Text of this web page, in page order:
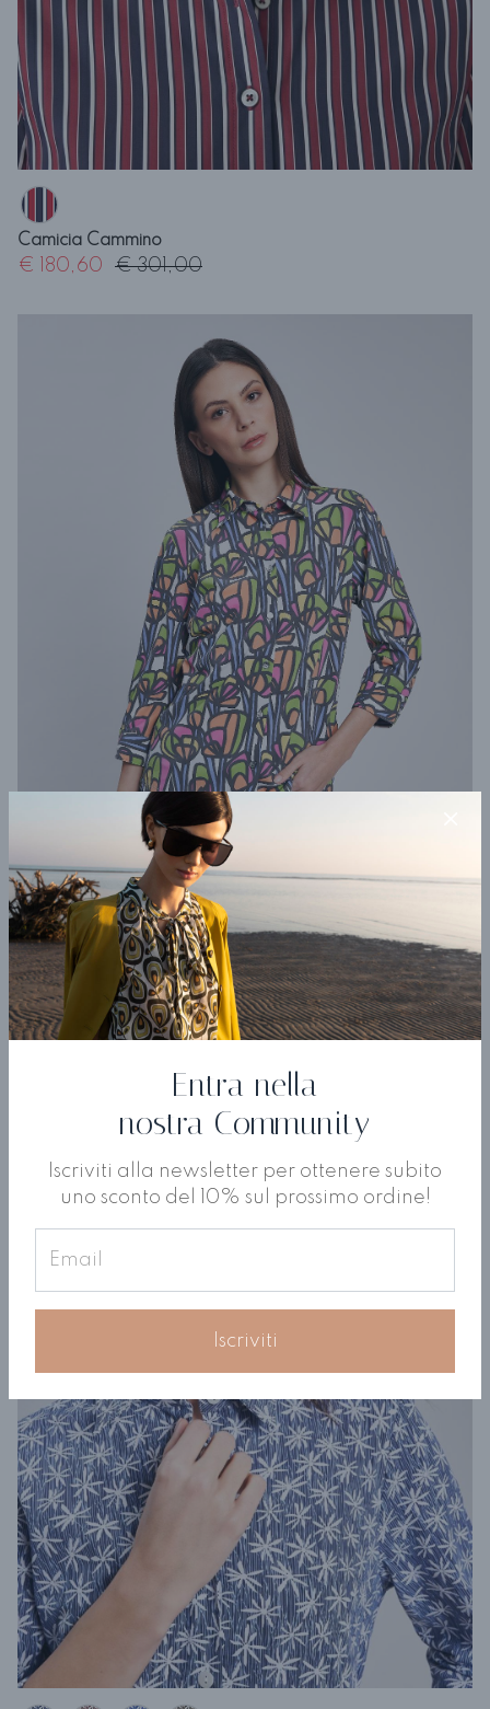
Entra nella
nostra Community
Iscriviti alla newsletter per ottenere subito
uno sconto del 10% sul prossimo ordine!
Iscriviti
Camicia Cammino
€ 180,60 € 301,00
Camicia Cammino
€ 180,60 € 301,00